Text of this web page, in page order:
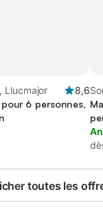
Llucmajor
8,6
6 personnes,
toutes les